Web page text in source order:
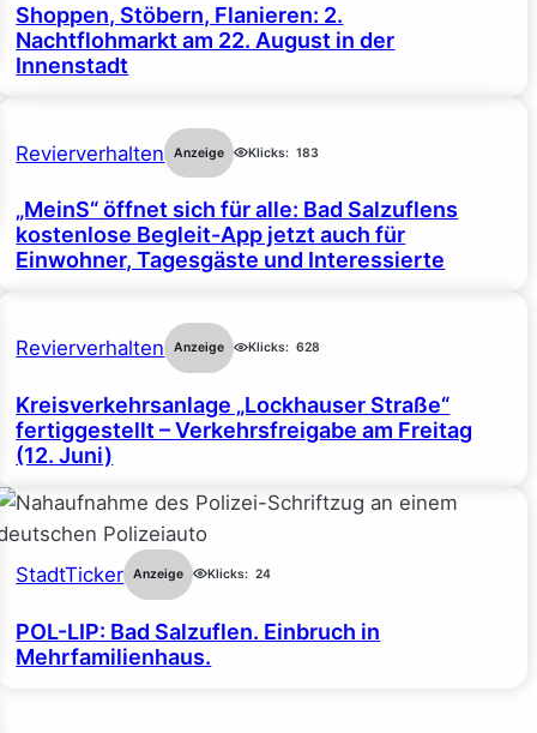
Shoppen, Stöbern, Flanieren: 2.
Nachtflohmarkt am 22. August in der
Innenstadt
Revierverhalten Anzeige Klicks: 183
„MeinS“ öffnet sich für alle: Bad Salzuflens
kostenlose Begleit-App jetzt auch für
Einwohner, Tagesgäste und Interessierte
Revierverhalten Anzeige Klicks: 628
Kreisverkehrsanlage „Lockhauser Straße“
fertiggestellt – Verkehrsfreigabe am Freitag
(12. Juni)
StadtTicker Anzeige Klicks: 24
POL-LIP: Bad Salzuflen. Einbruch in
Mehrfamilienhaus.